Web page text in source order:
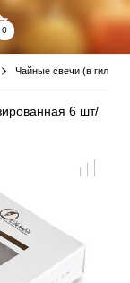
0
Чайные свечи (в
6 шт/